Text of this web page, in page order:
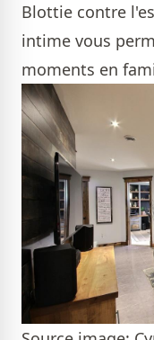
Blottie contre
intime vous
moments en